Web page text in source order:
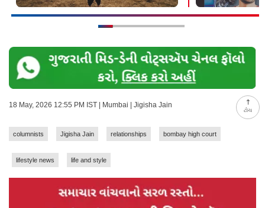
ટોચ
18 May, 2026 12:55 PM IST | Mumbai | Jigisha Jain
columnists Jigisha Jain relationships bombay high court
lifestyle news life and style